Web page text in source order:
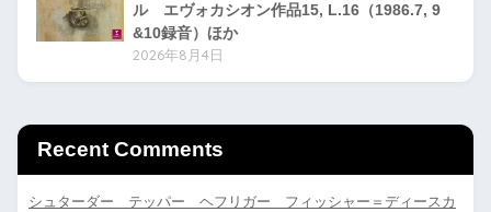
ル エヴォカシオン作品15, L.16（1986.7, 9
&10録音）ほか
2026年8月4日
Recent Comments
シュターダー テッパー ヘフリガー フィッシャー＝ディースカ